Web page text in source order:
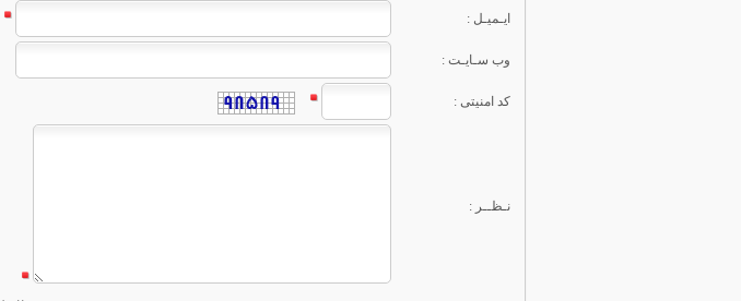
: ایـمیـل
: وب سـایـت
: کد امنیتی
: نـظــر